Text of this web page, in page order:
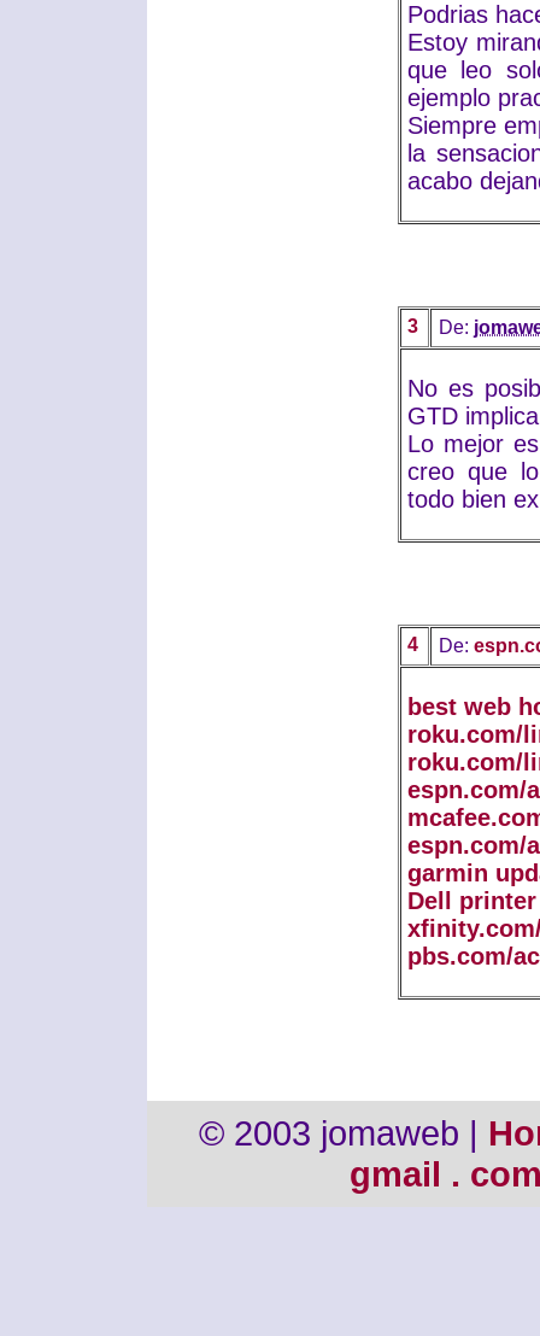
Podrias
Estoy
que leo
ejemplo
Siempre
la
acabo
3 De:
No es
GTD
Lo mejor
creo que
todo bien
4 De:
best web
roku.com/
roku.com/
espn.com/
espn.com/
garmin
Dell
pbs.com/
© 2003 jomaweb |
gmail .